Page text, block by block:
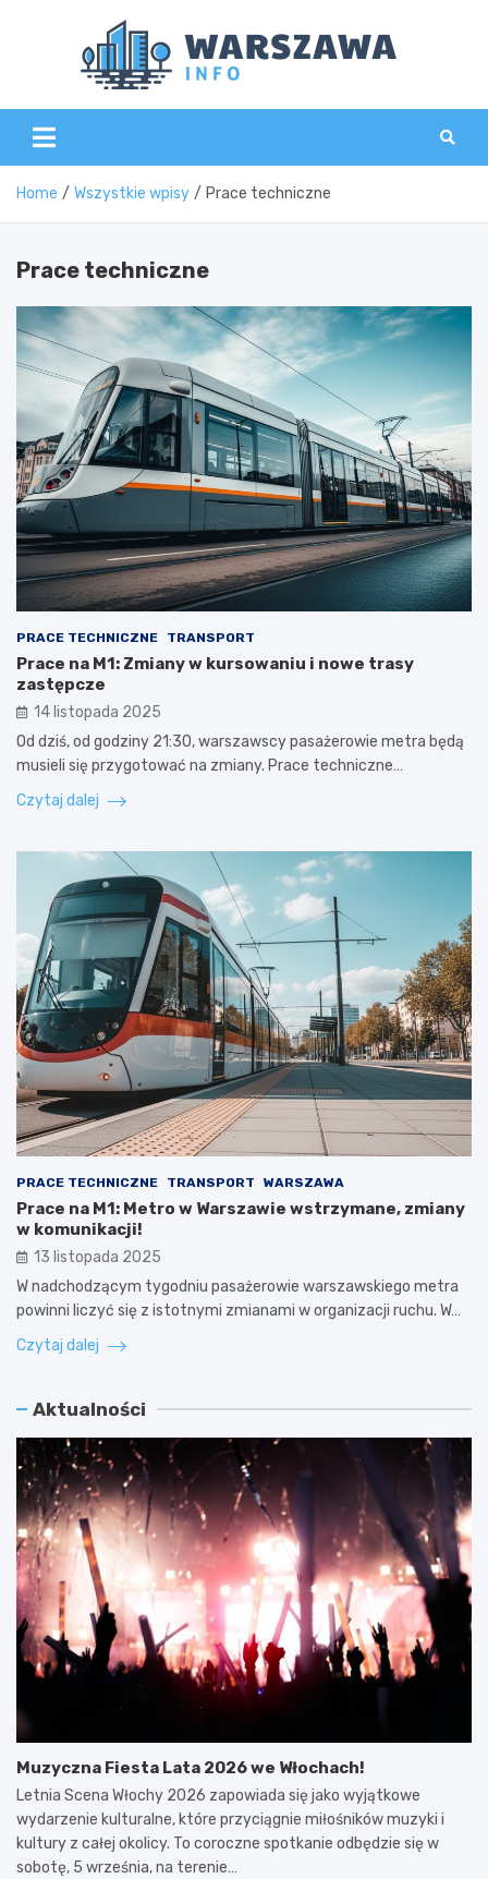
Home Wszystkie wpisy Prace techniczne
Prace techniczne
PRACE TECHNICZNE TRANSPORT
Prace na M1: Zmiany w kursowaniu i nowe trasy
zastępcze
14 listopada 2025
Od dziś, od godziny 21:30, warszawscy pasażerowie metra będą
musieli się przygotować na zmiany. Prace techniczne…
Czytaj dalej
PRACE TECHNICZNE TRANSPORT WARSZAWA
Prace na M1: Metro w Warszawie wstrzymane, zmiany
w komunikacji!
13 listopada 2025
W nadchodzącym tygodniu pasażerowie warszawskiego metra
powinni liczyć się z istotnymi zmianami w organizacji ruchu. W…
Czytaj dalej
Aktualności
Muzyczna Fiesta Lata 2026 we Włochach!
Letnia Scena Włochy 2026 zapowiada się jako wyjątkowe
wydarzenie kulturalne, które przyciągnie miłośników muzyki i
kultury z całej okolicy. To coroczne spotkanie odbędzie się w
sobotę, 5 września, na terenie…